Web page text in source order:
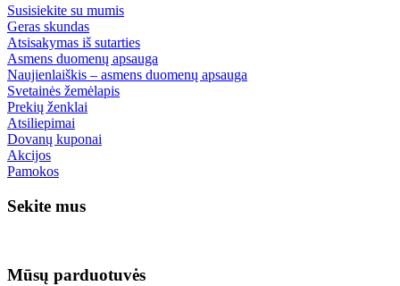
Susisiekite su mumis
Geras skundas
Atsisakymas iš sutarties
Asmens duomenų apsauga
Naujienlaiškis – asmens duomenų apsauga
Svetainės žemėlapis
Prekių ženklai
Atsiliepimai
Dovanų kuponai
Akcijos
Pamokos
Sekite mus
Mūsų parduotuvės